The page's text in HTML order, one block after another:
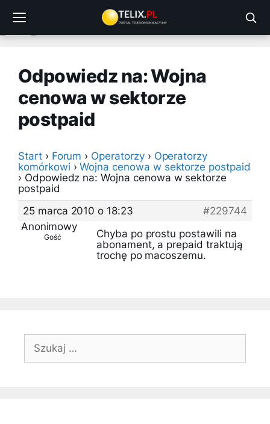
treści
Odpowiedz na: Wojna
cenowa w sektorze
postpaid
Start › Forum › Operatorzy › Operatorzy
komórkowi › Wojna cenowa w sektorze postpaid
› Odpowiedz na: Wojna cenowa w sektorze
postpaid
25 marca 2010 o 18:23
#229744
Anonimowy
Gość
Chyba po prostu postawili na
abonament, a prepaid traktują
trochę po macoszemu.
Szukaj: